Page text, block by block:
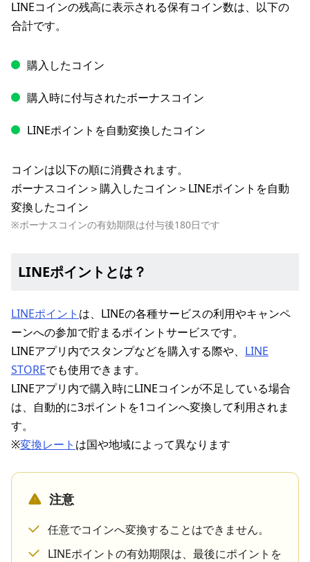
LINEコインの残高に表示される保有コイン数は、以下の
合計です。
購入したコイン
購入時に付与されたボーナスコイン
LINEポイントを自動変換したコイン
コインは以下の順に消費されます。
ボーナスコイン＞購入したコイン＞LINEポイントを自動
変換したコイン
※ボーナスコインの有効期限は付与後180日です
LINEポイントとは？
LINEポイント は、LINEの各種サービスの利用やキャンペ
ーンへの参加で貯まるポイントサービスです。
LINEアプリ内でスタンプなどを購入する際や、 LINE
STOREでも使用できます。
LINEアプリ内で購入時にLINEコインが不足している場合
は、自動的に3ポイントを1コインへ変換して利用されま
す。
※変換レート は国や地域によって異なります
注意
任意でコインへ変換することはできません。
LINEポイントの有効期限は、最後にポイントを